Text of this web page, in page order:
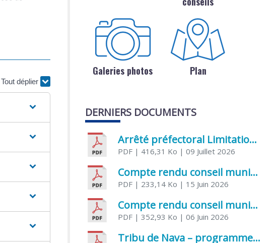
Tout déplier
Galeries photos Plan
DERNIERS DOCUMENTS
Arrêté préfectoral Limitation provisoire des usages de l’eau
PDF | 416,31 Ko | 09 Juillet 2026
Compte rendu conseil municipal 5 juin 2026 sénatoriale
PDF | 233,14 Ko | 15 Juin 2026
Compte rendu conseil municipal – 21 avril 2026
PDF | 352,93 Ko | 06 Juin 2026
Tribu de Nava – programme et inscriptions été 2026